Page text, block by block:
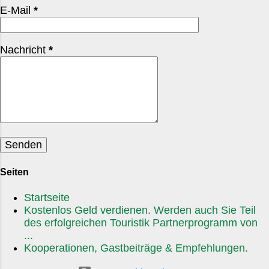
E-Mail *
Nachricht *
Seiten
Startseite
Kostenlos Geld verdienen. Werden auch Sie Teil
des erfolgreichen Touristik Partnerprogramm von
...
Kooperationen, Gastbeiträge & Empfehlungen.